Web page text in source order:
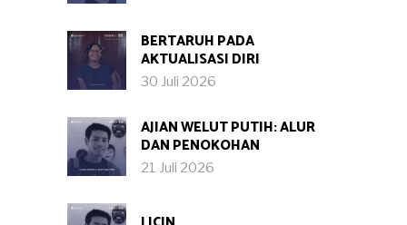
BERTARUH PADA
AKTUALISASI DIRI
30 Juli 2026
AJIAN WELUT PUTIH: ALUR
DAN PENOKOHAN
21 Juli 2026